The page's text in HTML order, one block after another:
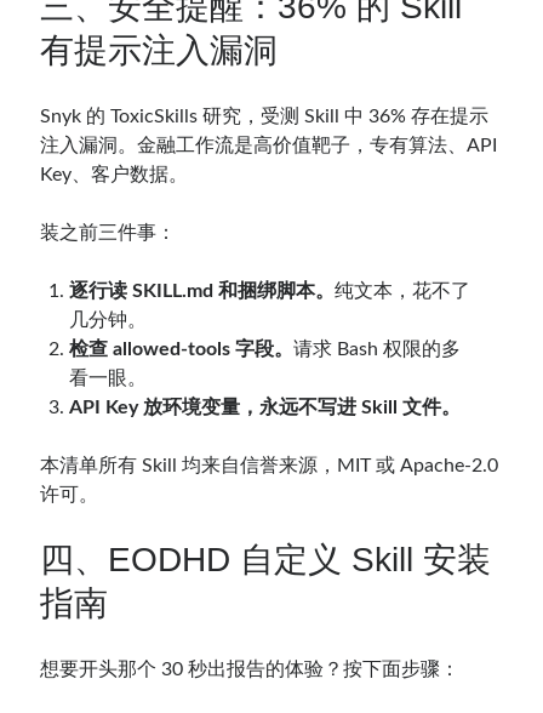
有提示注入漏洞
Snyk 的 ToxicSkills 研究，受测 Skill 中 36% 存在提示
注入漏洞。金融工作流是高价值靶子，专有算法、API
Key、客户数据。
装之前三件事：
逐行读 SKILL.md 和捆绑脚本。纯文本，花不了
几分钟。
检查 allowed-tools 字段。请求 Bash 权限的多
看一眼。
API Key 放环境变量，永远不写进 Skill 文件。
本清单所有 Skill 均来自信誉来源，MIT 或 Apache-2.0
许可。
四、EODHD 自定义 Skill 安装
指南
想要开头那个 30 秒出报告的体验？按下面步骤：